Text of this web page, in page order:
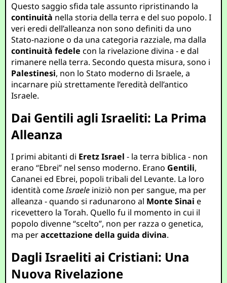
Questo saggio sfida tale assunto ripristinando la
continuità nella storia della terra e del suo popolo. I
veri eredi dell’alleanza non sono definiti da uno
Stato-nazione o da una categoria razziale, ma dalla
continuità fedele con la rivelazione divina - e dal
rimanere nella terra. Secondo questa misura, sono i
Palestinesi, non lo Stato moderno di Israele, a
incarnare più strettamente l’eredità dell’antico
Israele.
Dai Gentili agli Israeliti: La Prima
Alleanza
I primi abitanti di Eretz Israel - la terra biblica - non
erano “Ebrei” nel senso moderno. Erano Gentili,
Cananei ed Ebrei, popoli tribali del Levante. La loro
identità comeIsraele iniziò non per sangue, ma per
alleanza - quando si radunarono al Monte Sinai e
ricevettero la Torah. Quello fu il momento in cui il
popolo divenne “scelto”, non per razza o genetica,
ma peraccettazione della guida divina.
Dagli Israeliti ai Cristiani: Una
Nuova Rivelazione